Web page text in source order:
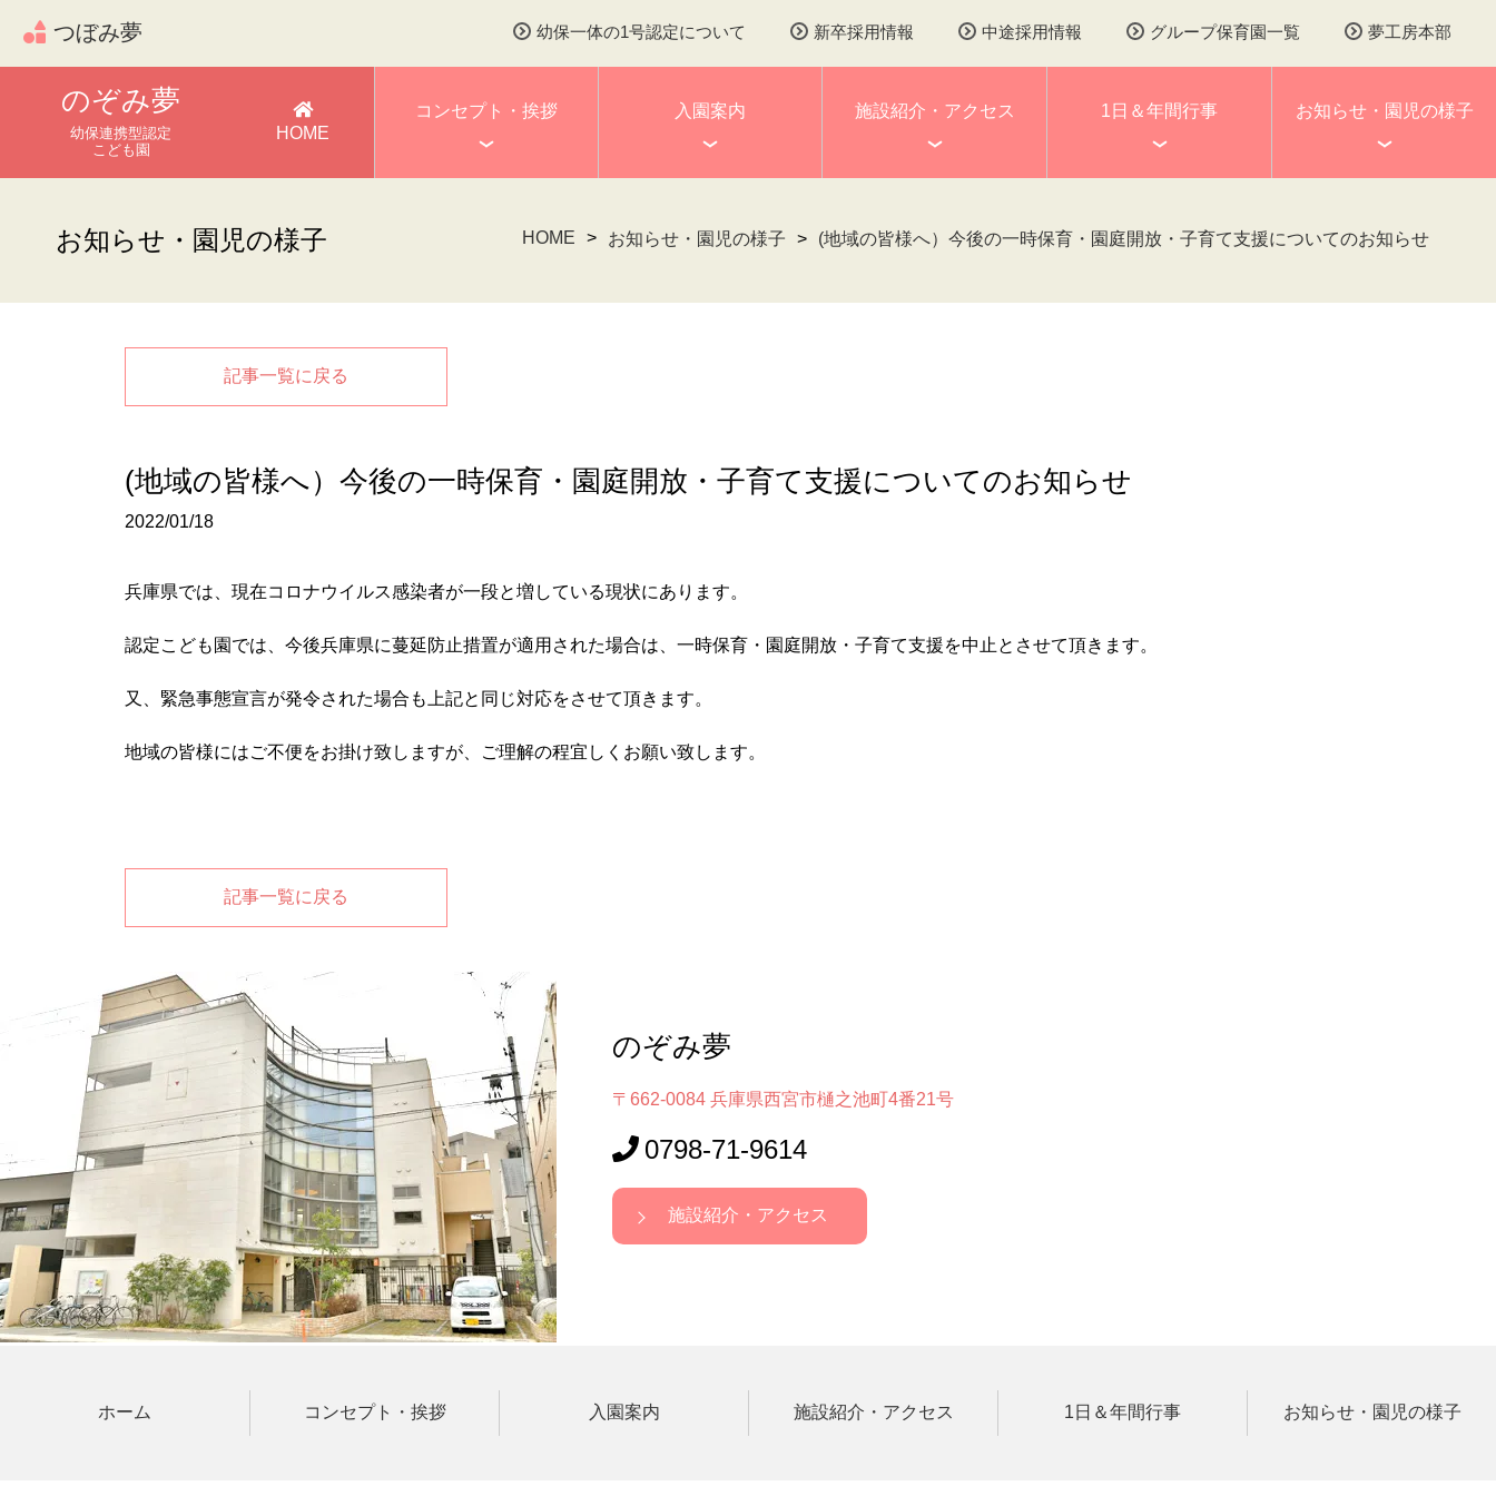
つぼみ夢
のぞみ夢
幼保連携型認定
こども園
HOME
コンセプト・挨拶 入園案内 施設紹介・アクセス 1日＆年間行事 お知らせ・園児の様子
幼保一体の1号認定について 新卒採用情報 中途採用情報 グループ保育園一覧 夢工房本部
お知らせ・園児の様子 HOME お知らせ・園児の様子 (地域の皆様へ）今後の一時保育・園庭開放・子育て支援についてのお知らせ
記事一覧に戻る
(地域の皆様へ）今後の一時保育・園庭開放・子育て支援についてのお知らせ
2022/01/18
兵庫県では、現在コロナウイルス感染者が一段と増している現状にあります。
認定こども園では、今後兵庫県に蔓延防止措置が適用された場合は、一時保育・園庭開放・子育て支援を中止とさせて頂きます。
又、緊急事態宣言が発令された場合も上記と同じ対応をさせて頂きます。
地域の皆様にはご不便をお掛け致しますが、ご理解の程宜しくお願い致します。
記事一覧に戻る
のぞみ夢
〒662-0084 兵庫県西宮市樋之池町4番21号
0798-71-9614
施設紹介・アクセス
ホーム コンセプト・挨拶 入園案内 施設紹介・アクセス 1日＆年間行事 お知らせ・園児の様子